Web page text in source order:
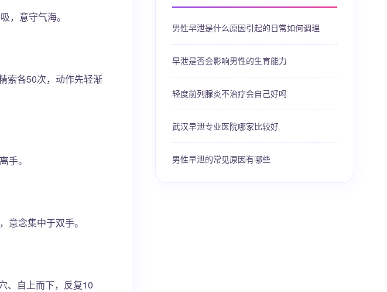
，意守气海。
索各50次，动作先轻渐
手。
念集中于双手。
、自上而下，反复10
男性早泄是什么原因引起的日常如何调理
早泄是否会影响男性的生育能力
轻度前列腺炎不治疗会自己好吗
武汉早泄专业医院哪家比较好
男性早泄的常见原因有哪些